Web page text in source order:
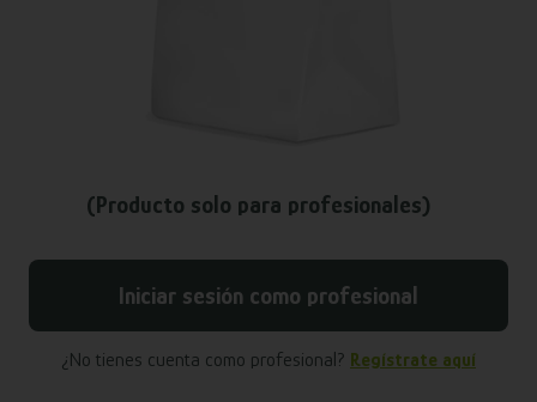
(Producto solo para profesionales)
Iniciar sesión como profesional
¿No tienes cuenta como profesional? Regístrate aquí